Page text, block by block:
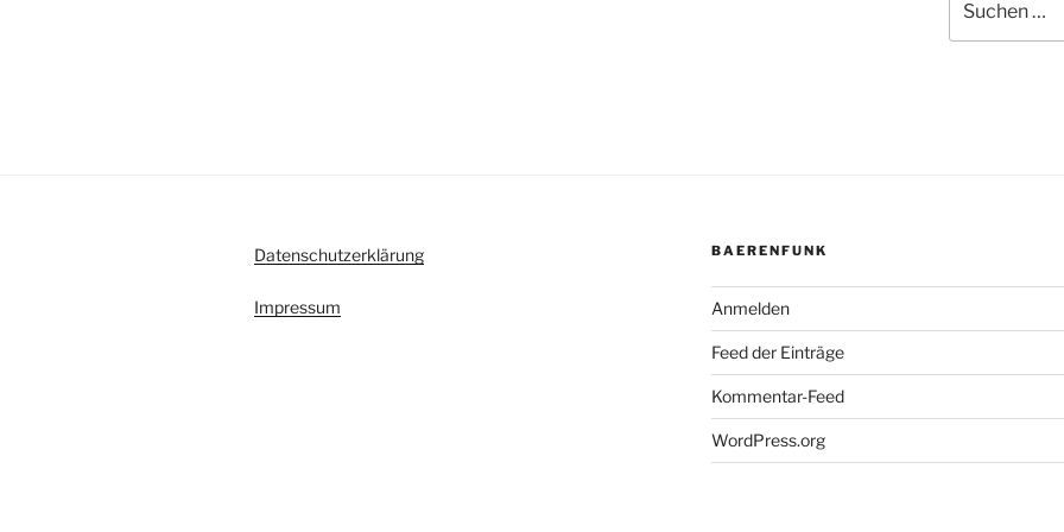
nach:
Datenschutzerklärung
Impressum
BAERENFUNK
Anmelden
Feed der Einträge
Kommentar-Feed
WordPress.org